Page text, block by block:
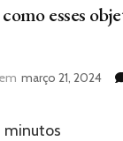
esses
março 21, 2024
minutos